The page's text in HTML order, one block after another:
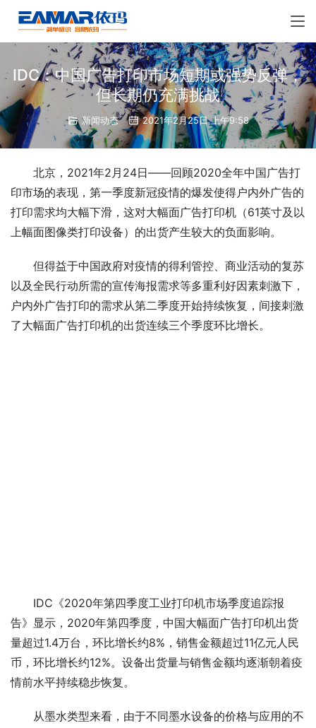
IDC：中国广告打印市场短期或强势反弹，
但长期仍充满挑战
新闻动态 2021年2月25日 上午9:58
北京，2021年2月24日——回顾2020全年中国广告打
印市场的表现，第一季度新冠疫情的爆发使得户内外广告的
打印需求均大幅下滑，这对大幅面广告打印机（61英寸及以
上幅面图像类打印设备）的出货产生较大的负面影响。
但得益于中国政府对疫情的得利管控、商业活动的复苏
以及全民行动所需的宣传海报需求等多重利好因素刺激下，
户内外广告打印的需求从第二季度开始持续恢复，间接刺激
了大幅面广告打印机的出货连续三个季度环比增长。
IDC《2020年第四季度工业打印机市场季度追踪报
告》显示，2020年第四季度，中国大幅面广告打印机出货
量超过1.4万台，环比增长约8%，销售金额超过11亿元人民
币，环比增长约12%。设备出货量与销售金额均逐渐朝着疫
情前水平持续稳步恢复。
从墨水类型来看，由于不同墨水设备的价格与应用的不